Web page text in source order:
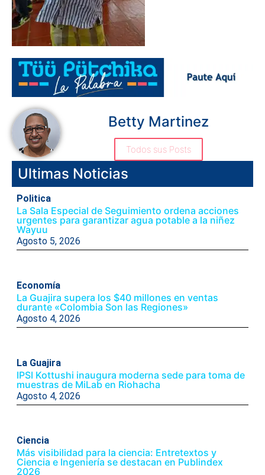
Betty Martinez
Todos sus Posts
Ultimas Noticias
Politica
La Sala Especial de Seguimiento ordena acciones
urgentes para garantizar agua potable a la niñez
Wayuu
Agosto 5, 2026
Economía
La Guajira supera los $40 millones en ventas
durante «Colombia Son las Regiones»
Agosto 4, 2026
La Guajira
IPSI Kottushi inaugura moderna sede para toma de
muestras de MiLab en Riohacha
Agosto 4, 2026
Ciencia
Más visibilidad para la ciencia: Entretextos y
Ciencia e Ingeniería se destacan en Publindex
2026